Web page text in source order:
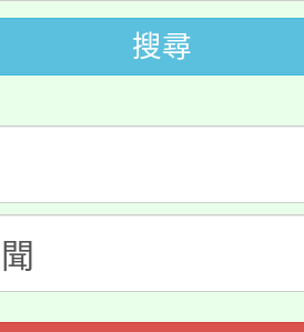
惠，詳情可洽有
增能研習
教育及科技中
習
活教案入校路
農教育專業人
搜尋